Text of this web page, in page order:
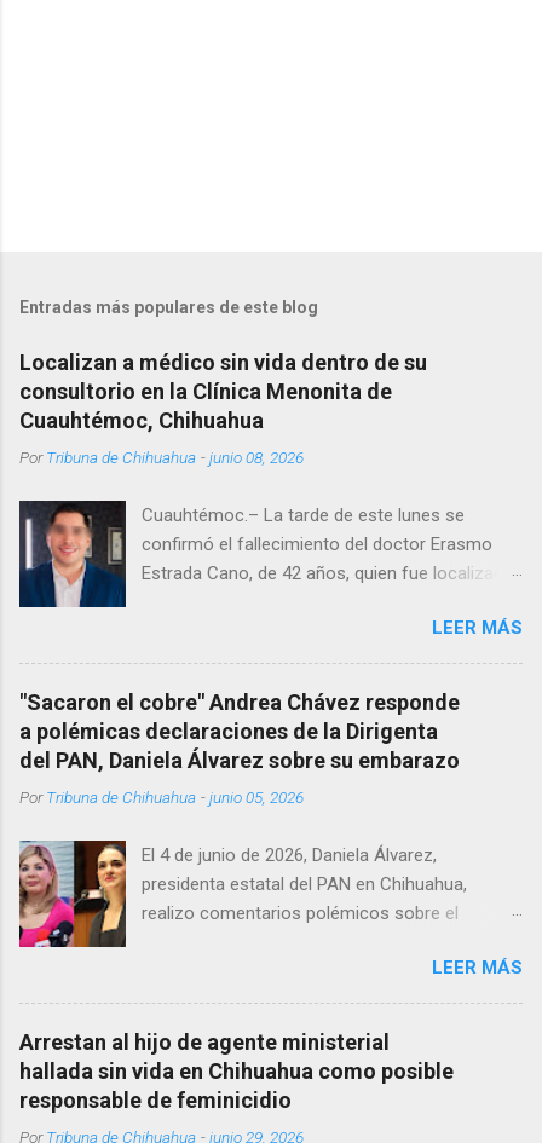
Entradas más populares de este blog
Localizan a médico sin vida dentro de su
consultorio en la Clínica Menonita de
Cuauhtémoc, Chihuahua
PorTribuna de Chihuahua -junio 08, 2026
Cuauhtémoc.– La tarde de este lunes se
confirmó el fallecimiento del doctor Erasmo
Estrada Cano, de 42 años, quien fue localizado
Menonita, ubicada en el kilómetro 10 del
Corredor Comercial. Según reportes el médico
se habría quitado la vida mientras permanecía
encerrado en el consultorio, por lo que
autoridades tuvieron que derribar la puerta,
Estrada, quien se desempeñó como presidente
un médico reconocido en la región.
LEER MÁS
"Sacaron el cobre" Andrea Chávez responde
a polémicas declaraciones de la Dirigenta
del PAN, Daniela Álvarez sobre su embarazo
PorTribuna de Chihuahua -junio 05, 2026
El 4 de junio de 2026, Daniela Álvarez,
presidenta estatal del PAN en Chihuahua,
realizo comentarios polémicos sobre el
Chávez. “acuérdense que su bebé está por
nacer”, expresó al ser cuestionada sobre si la
retaría a tomarse una foto en un restaurante
de Texas como una prueba de que si cuenta
con VISA Álvarez añadió: “Yo no sé dónde irá a
LEER MÁS
Arrestan al hijo de agente ministerial
hallada sin vida en Chihuahua como posible
responsable de feminicidio
PorTribuna de Chihuahua -junio 29, 2026